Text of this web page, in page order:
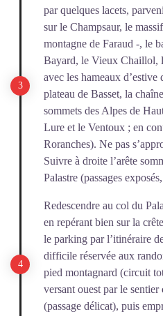
par quelques lacets,
sur le Champsaur, le
montagne de Faraud -, le
Bayard, le Vieux Chaillol,
avec les hameaux d’estive
plateau de Basset, la
sommets des Alpes de
Lure et le Ventoux ; en
Roranches). Ne pas
Suivre à droite l’arête
Palastre (passages
Redescendre au col du
en repérant bien sur la
le parking par l’itinéraire
difficile réservée aux
pied montagnard (circuit
versant ouest par le
(passage délicat), puis